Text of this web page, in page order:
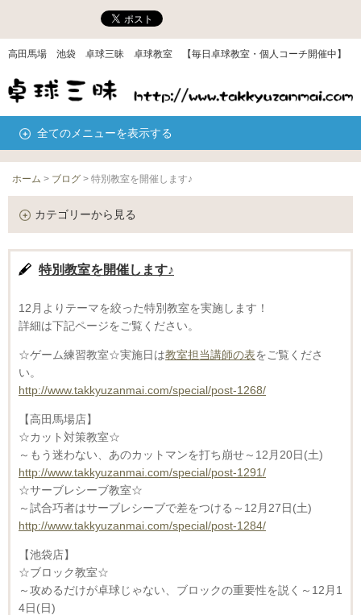
高田馬場 池袋 卓球三昧 卓球教室 【毎日卓球教室・個人コーチ開催中】
全てのメニューを表示する
ホーム > ブログ > 特別教室を開催します♪
カテゴリーから見る
特別教室を開催します♪
12月よりテーマを絞った特別教室を実施します！
詳細は下記ページをご覧ください。
☆ゲーム練習教室☆実施日は教室担当講師の表をご覧くださ
い。
http://www.takkyuzanmai.com/special/post-1268/
【高田馬場店】
☆カット対策教室☆
～もう迷わない、あのカットマンを打ち崩せ～12月20日(土)
http://www.takkyuzanmai.com/special/post-1291/
☆サーブレシーブ教室☆
～試合巧者はサーブレシーブで差をつける～12月27日(土)
http://www.takkyuzanmai.com/special/post-1284/
【池袋店】
☆ブロック教室☆
～攻めるだけが卓球じゃない、ブロックの重要性を説く～12月1
4日(日)